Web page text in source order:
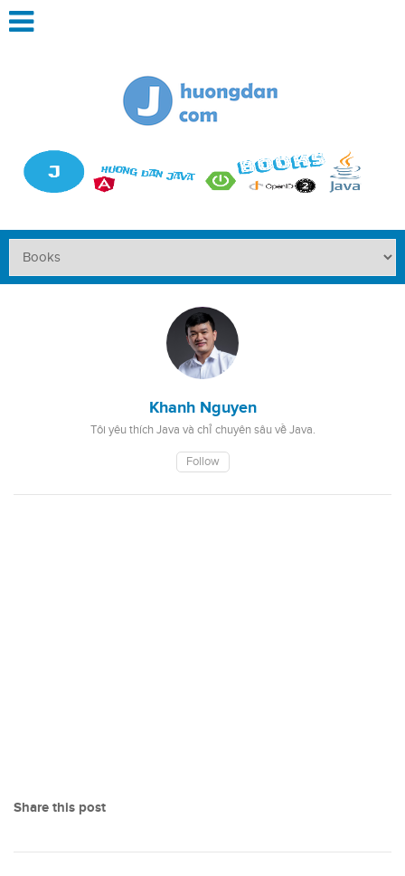
Khanh Nguyen
Tôi yêu thích Java và chỉ chuyên sâu về Java.
Follow
Share this post